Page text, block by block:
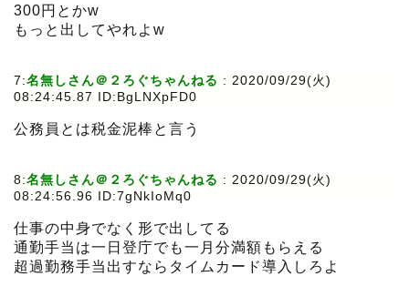
300円とかw
もっと出してやれよw
7:名無しさん＠２ろぐちゃんねる : 2020/09/29(火)
08:24:45.87 ID:BgLNXpFD0
公務員とは税金泥棒と言う
8:名無しさん＠２ろぐちゃんねる : 2020/09/29(火)
08:24:56.96 ID:7gNkIoMq0
仕事の中身でなく形で出してる
通勤手当は一日登庁でも一月分満額もらえる
超過勤務手当出すならタイムカード導入しろよ